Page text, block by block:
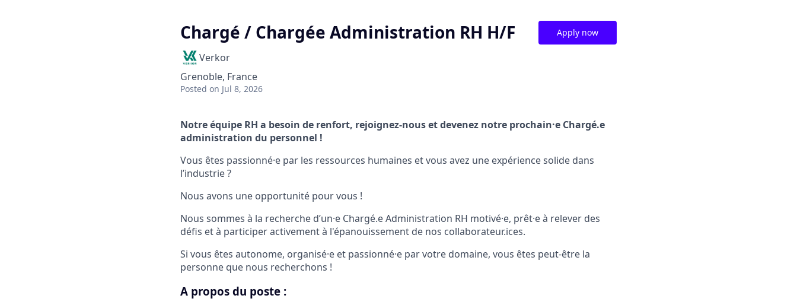
Chargé / Chargée Administration RH H/F
Verkor
Grenoble, France
Posted on Jul 8, 2026
Apply now
Notre équipe RH a besoin de renfort, rejoignez-nous et devenez notre prochain·e Chargé.e
administration du personnel !
Vous êtes passionné·e par les ressources humaines et vous avez une expérience solide dans
l’industrie ?
Nous avons une opportunité pour vous !
Nous sommes à la recherche d’un·e Chargé.e Administration RH motivé·e, prêt·e à relever des
défis et à participer activement à l'épanouissement de nos collaborateur.ices.
Si vous êtes autonome, organisé·e et passionné·e par votre domaine, vous êtes peut-être la
personne que nous recherchons !
A propos du poste :